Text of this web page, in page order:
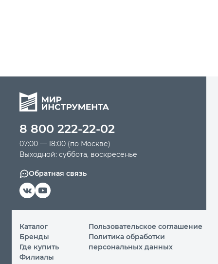
8 800 222-22-02
07:00 — 18:00 (по Москве)
Выходной: суббота, воскресенье
Обратная связь
Каталог
Бренды
Где купить
Филиалы
Пользовательское соглашение
Политика обработки
персональных данных